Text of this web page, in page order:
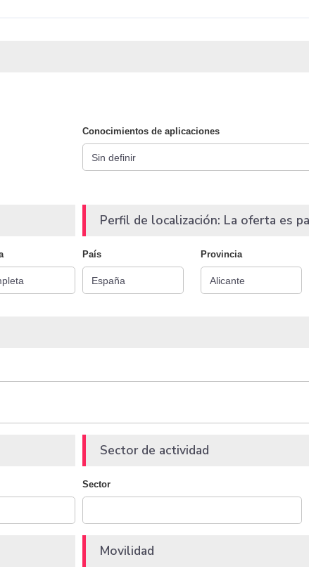
Conocimientos de aplicaciones
Perfil de localización: La oferta es
País Provincia
Sector de actividad
Sector
Movilidad